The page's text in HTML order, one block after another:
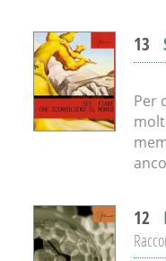
13
Per
12